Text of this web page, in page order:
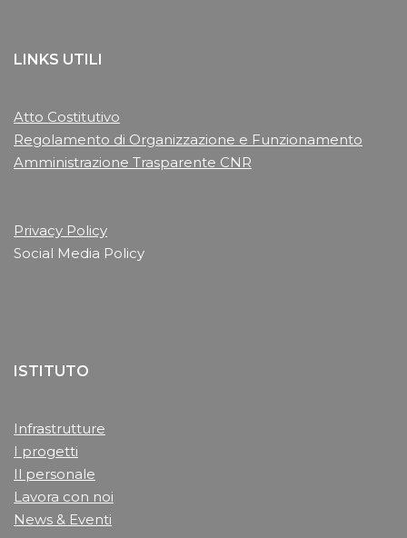
LINKS UTILI
Atto Costitutivo
Regolamento di Organizzazione e Funzionamento
Amministrazione Trasparente CNR
Privacy Policy
Social Media Policy
ISTITUTO
Infrastrutture
I progetti
Il personale
Lavora con noi
News & Eventi